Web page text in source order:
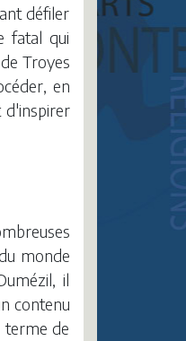
défiler
fatal qui
Troyes
en
d'inspirer
monde
il
contenu
terme de